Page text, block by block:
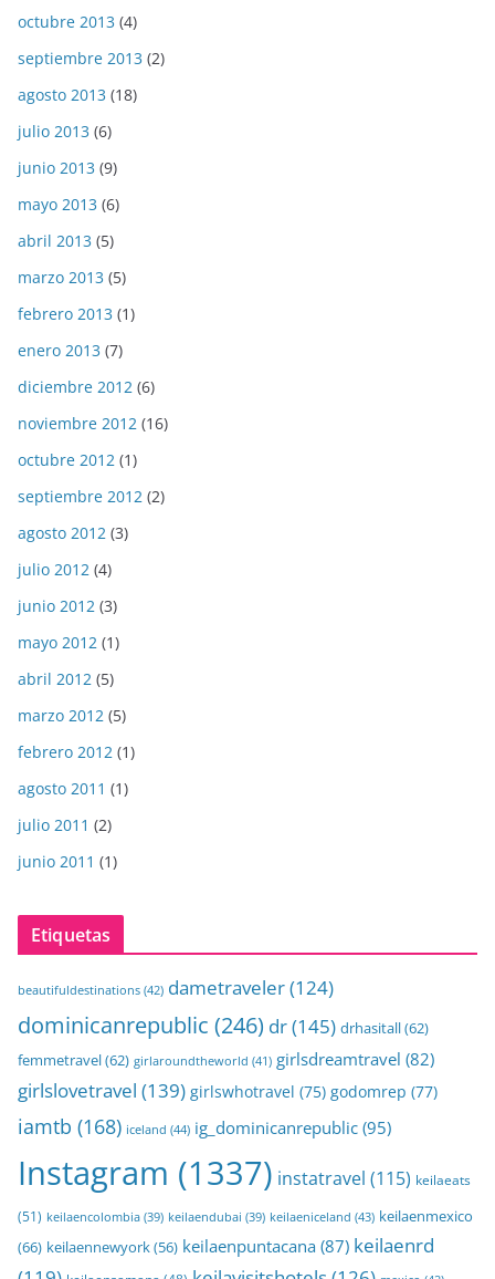
octubre 2013 (4)
septiembre 2013 (2)
agosto 2013 (18)
julio 2013 (6)
junio 2013 (9)
mayo 2013 (6)
abril 2013 (5)
marzo 2013 (5)
febrero 2013 (1)
enero 2013 (7)
diciembre 2012 (6)
noviembre 2012 (16)
octubre 2012 (1)
septiembre 2012 (2)
agosto 2012 (3)
julio 2012 (4)
junio 2012 (3)
mayo 2012 (1)
abril 2012 (5)
marzo 2012 (5)
febrero 2012 (1)
agosto 2011 (1)
julio 2011 (2)
junio 2011 (1)
Etiquetas
beautifuldestinations (42) dametraveler(124)
dominicanrepublic (246) dr(145) drhasitall(62)
femmetravel(62) girlaroundtheworld (41) girlsdreamtravel (82)
girlslovetravel (139) girlswhotravel (75) godomrep (77)
iamtb (168) iceland (44) ig_dominicanrepublic (95)
Instagram (1337) instatravel (115) keilaeats
(51) keilaencolombia (39) keilaendubai (39) keilaeniceland (43) keilaenmexico
(66) keilaennewyork(56) keilaenpuntacana (87) keilaenrd